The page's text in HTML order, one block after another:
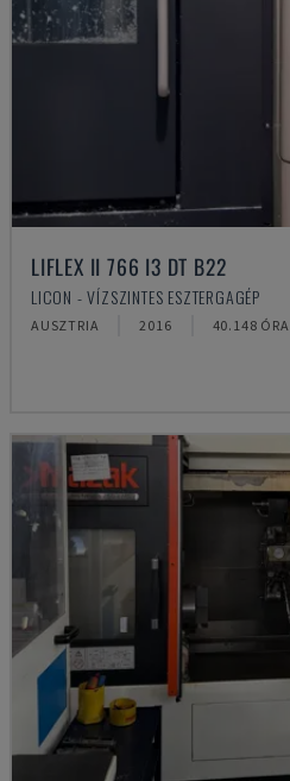
LIFLEX II 766 I3 DT B22
LICON - VÍZSZINTES ESZTERGAGÉP
AUSZTRIA 2016 40.148 ÓRA